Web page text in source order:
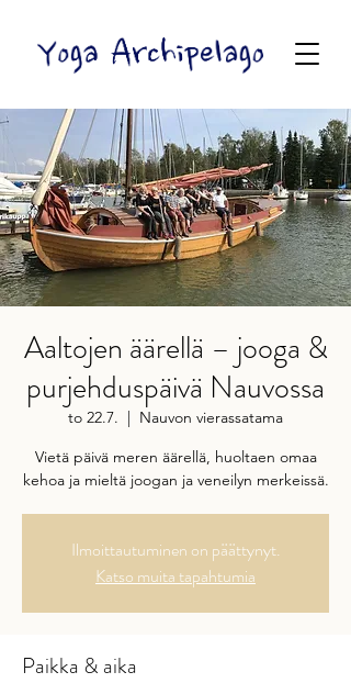
Aaltojen äärellä – jooga &
purjehduspäivä Nauvossa
to 22.7.
  |
Nauvon vierassatama
Vietä päivä meren äärellä, huoltaen omaa
kehoa ja mieltä joogan ja veneilyn merkeissä.
Ilmoittautuminen on päättynyt.
Katso muita tapahtumia
Paikka & aika